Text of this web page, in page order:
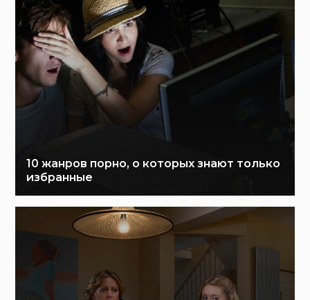
10 жанров порно, о которых знают только
избранные